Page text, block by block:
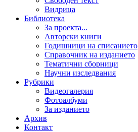
Видрица
Библиотека
За проекта...
Авторски книги
Годишници на списанието
Справочник на изданието
Тематични сборници
Научни изследвания
Рубрики
Видеогалерия
Фотоалбуми
За изданието
Архив
Контакт